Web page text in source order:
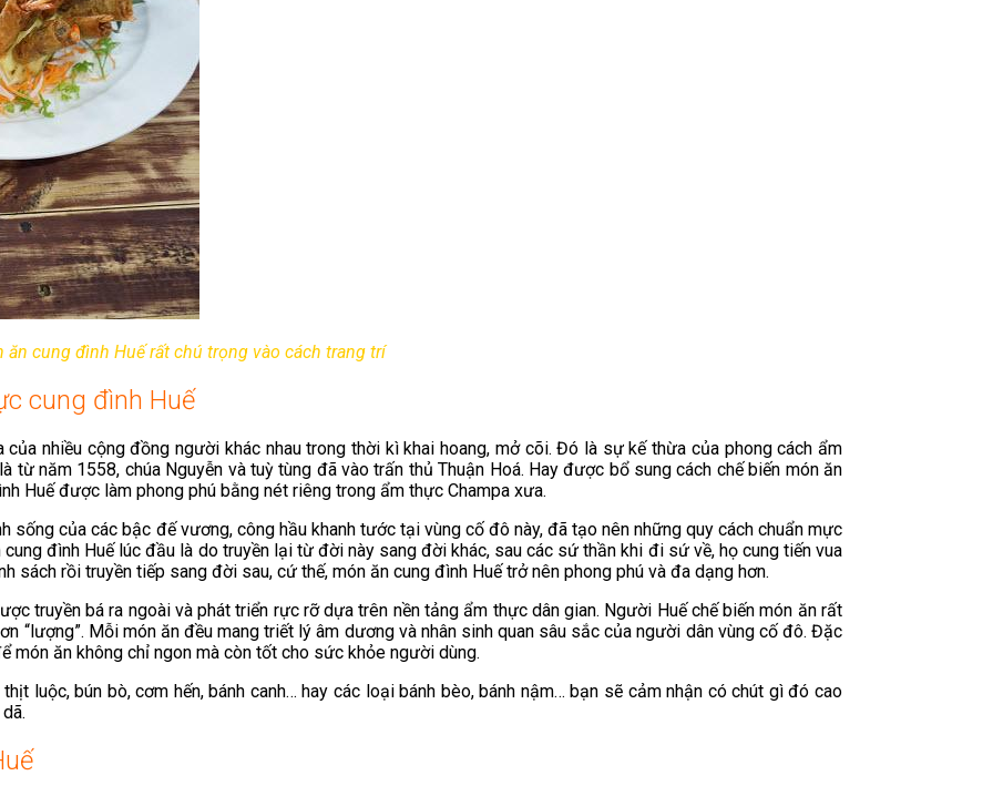
ăn cung đình Huế rất chú trọng vào cách trang trí
cung đình Huế
nhiều cộng đồng người khác nhau trong thời kì khai hoang, mở cõi. Đó là sự kế thừa của phong cách ẩm
năm 1558, chúa Nguyễn và tuỳ tùng đã vào trấn thủ Thuận Hoá. Hay được bổ sung cách chế biến món ăn
Huế được làm phong phú bằng nét riêng trong ẩm thực Champa xưa.
của các bậc đế vương, công hầu khanh tước tại vùng cố đô này, đã tạo nên những quy cách chuẩn mực
đình Huế lúc đầu là do truyền lại từ đời này sang đời khác, sau các sứ thần khi đi sứ về, họ cung tiến vua
rồi truyền tiếp sang đời sau, cứ thế, món ăn cung đình Huế trở nên phong phú và đa dạng hơn.
truyền bá ra ngoài và phát triển rực rỡ dựa trên nền tảng ẩm thực dân gian. Người Huế chế biến món ăn rất
“lượng”. Mỗi món ăn đều mang triết lý âm dương và nhân sinh quan sâu sắc của người dân vùng cố đô. Đặc
ăn không chỉ ngon mà còn tốt cho sức khỏe người dùng.
luộc, bún bò, cơm hến, bánh canh… hay các loại bánh bèo, bánh nậm… bạn sẽ cảm nhận có chút gì đó cao